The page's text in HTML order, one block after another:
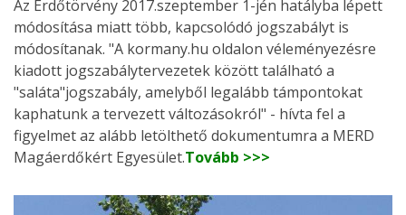
Az Erdőtörvény 2017.szeptember 1-jén hatályba lépett
módosítása miatt több, kapcsolódó jogszabályt is
módosítanak. "A kormany.hu oldalon véleményezésre
kiadott jogszabálytervezetek között található a
"saláta"jogszabály, amelyből legalább támpontokat
kaphatunk a tervezett változásokról" - hívta fel a
figyelmet az alább letölthető dokumentumra a MERD
Magáerdőkért Egyesület.Tovább >>>